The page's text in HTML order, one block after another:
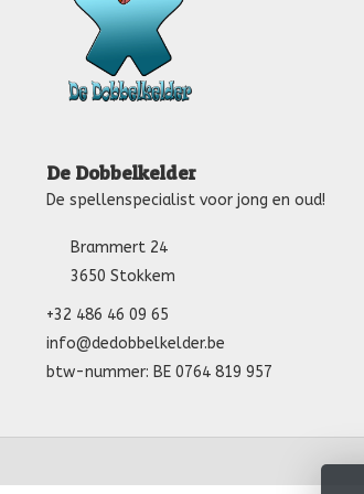
De Dobbelkelder
De spellenspecialist voor jong en oud!
Brammert 24
3650 Stokkem
+32 486 46 09 65
info@dedobbelkelder.be
btw-nummer: BE 0764 819 957